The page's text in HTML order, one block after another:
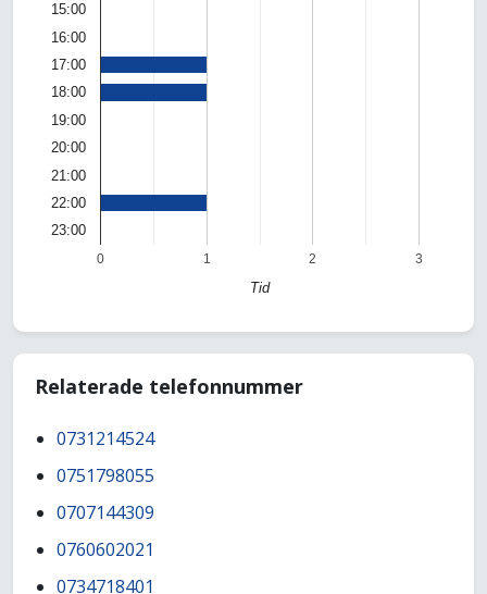
0 1 2 3
15:00
16:00
17:00
18:00
19:00
20:00
21:00
22:00
23:00
Tid
Relaterade telefonnummer
0731214524
0751798055
0707144309
0760602021
0734718401